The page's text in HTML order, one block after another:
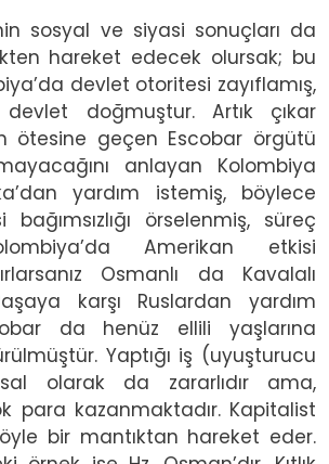
sosyal ve siyasi sonuçları da
hareket edecek olursak; bu
devlet otoritesi zayıflamış,
doğmuştur. Artık çıkar
ötesine geçen Escobar örgütü
anlayan Kolombiya
yardım istemiş, böylece
örselenmiş, süreç
Amerikan etkisi
Osmanlı da Kavalalı
karşı Ruslardan yardım
da henüz ellili yaşlarına
Yaptığı iş (uyuşturucu
olarak da zararlıdır ama,
para kazanmaktadır. Kapitalist
bir mantıktan hareket eder.